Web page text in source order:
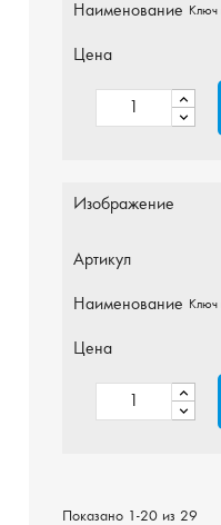
Наименование Ключ
Цена
Изображение
Артикул
Наименование Ключ
Цена
Показано 1-20 из 29